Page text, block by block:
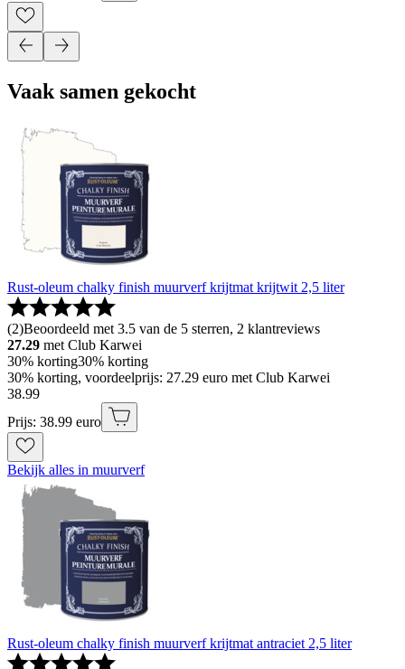
Vaak samen gekocht
Rust-oleum chalky finish muurverf krijtmat krijtwit 2,5 liter
(2)Beoordeeld met 3.5 van de 5 sterren, 2 klantreviews
27.29 met Club Karwei
30% korting30% korting
30% korting, voordeelprijs: 27.29 euro met Club Karwei
38.99
Prijs: 38.99 euro
Bekijk alles in muurverf
Rust-oleum chalky finish muurverf krijtmat antraciet 2,5 liter